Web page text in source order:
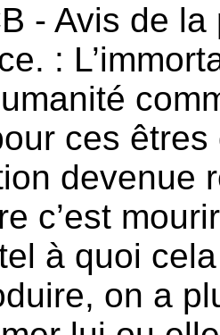
- Avis de
:
ces êtres
devenue
c’est
à quoi
on a